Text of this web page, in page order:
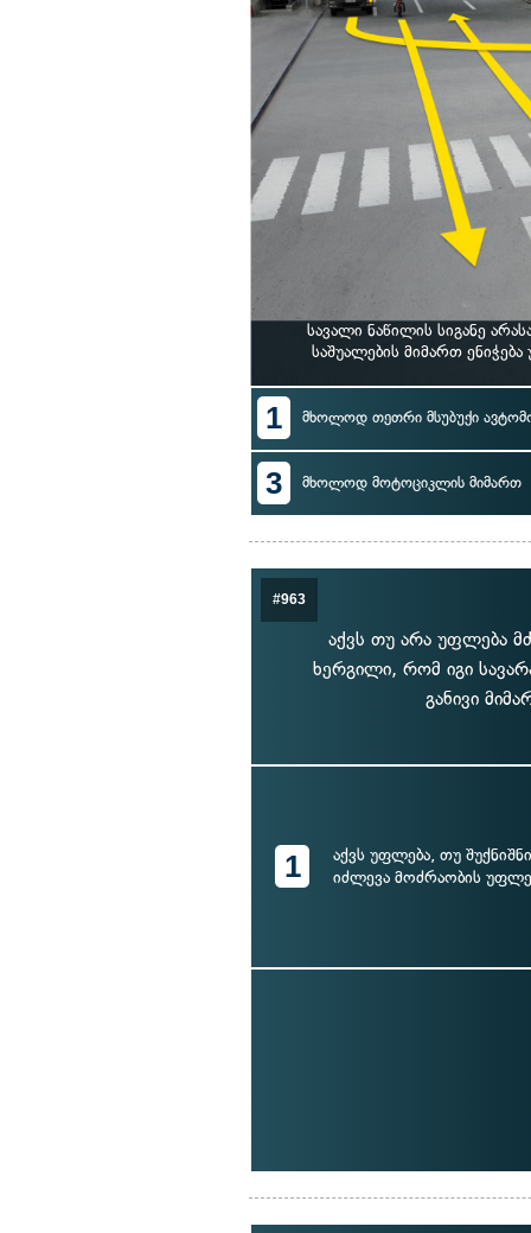
სავალი ნაწილის სიგანე
საშუალების მიმართ
1 მხოლოდ თეთრი მსუბუქი
3 მხოლოდ მოტოციკლის მიმართ
#963
აქვს თუ არა უფლება
ხერგილი, რომ იგი
განივი
1
აქვს უფლება, თუ
იძლევა მოძრაობის